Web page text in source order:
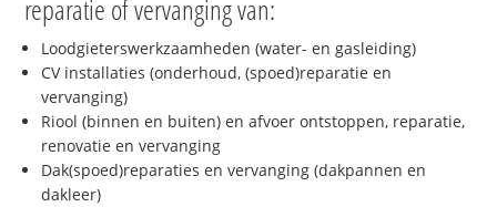
reparatie of vervanging van:
Loodgieterswerkzaamheden (water- en gasleiding)
CV installaties (onderhoud, (spoed)reparatie en
vervanging)
Riool (binnen en buiten) en afvoer ontstoppen, reparatie,
renovatie en vervanging
Dak(spoed)reparaties en vervanging (dakpannen en
dakleer)